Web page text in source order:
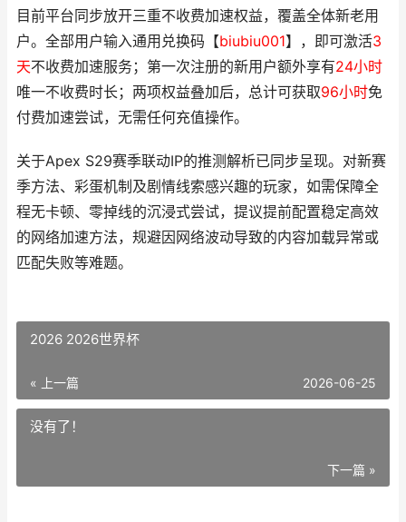
目前平台同步放开三重不收费加速权益，覆盖全体新老用
户。全部用户输入通用兑换码【biubiu001】，即可激活3
天不收费加速服务；第一次注册的新用户额外享有24小时
唯一不收费时长；两项权益叠加后，总计可获取96小时免
付费加速尝试，无需任何充值操作。
关于Apex S29赛季联动IP的推测解析已同步呈现。对新赛
季方法、彩蛋机制及剧情线索感兴趣的玩家，如需保障全
程无卡顿、零掉线的沉浸式尝试，提议提前配置稳定高效
的网络加速方法，规避因网络波动导致的内容加载异常或
匹配失败等难题。
2026 2026世界杯
« 上一篇 2026-06-25
没有了！
下一篇 »